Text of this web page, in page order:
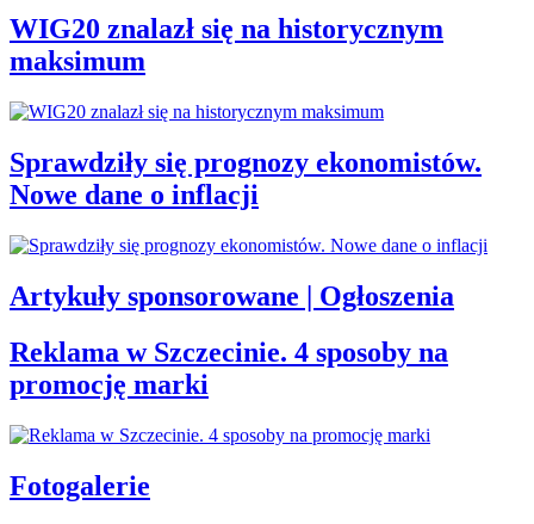
WIG20 znalazł się na historycznym
maksimum
Sprawdziły się prognozy ekonomistów.
Nowe dane o inflacji
Artykuły sponsorowane | Ogłoszenia
Reklama w Szczecinie. 4 sposoby na
promocję marki
Fotogalerie